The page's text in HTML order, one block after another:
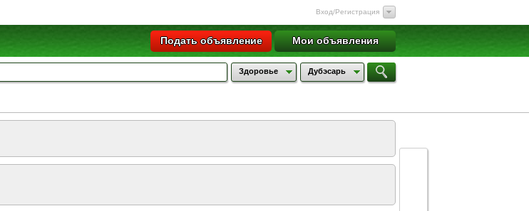
Вход/Регистрация
Мои объявления
Подать объявление
Здоровье Дубэсарь